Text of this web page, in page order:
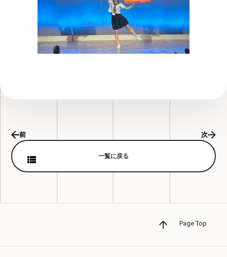
前 次
一覧に戻る
Page Top